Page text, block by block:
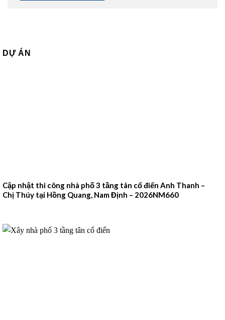
DỰ ÁN
Cập nhật thi công nhà phố 3 tầng tân cổ điển Anh Thanh –
Chị Thúy tại Hồng Quang, Nam Định – 2026NM660